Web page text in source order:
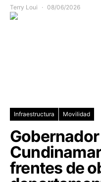
Terry Loui 08/06/2026
Infraestructura Movilidad
frentes de